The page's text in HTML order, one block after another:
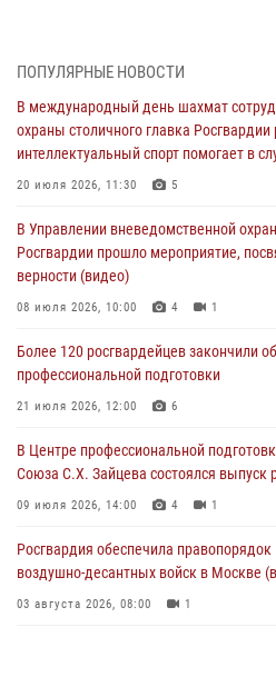
футбольного матча Кубка России
05 августа 2026, 12:35
Делегация МВД Республики Беларусь
04 августа 2026, 18:16
В столичном главке Росгвардии
боевому самбо. (видео)
Офицер Росгвардии стал гостем
и рассказал о работе дежурных частей
ПОПУЛЯРНЫЕ НОВОСТИ
В международный день шахмат
охраны столичного главка Росгвардии
интеллектуальный спорт помогает в
20 июля 2026, 11:30 5
В Управлении вневедомственной
Росгвардии прошло мероприятие,
верности (видео)
08 июля 2026, 10:00 4 1
Более 120 росгвардейцев закончили
профессиональной подготовки
21 июля 2026, 12:00 6
В Центре профессиональной
Союза С.Х. Зайцева состоялся выпуск
09 июля 2026, 14:00 4 1
Росгвардия обеспечила
воздушно-десантных войск в Москве
03 августа 2026, 08:00 1